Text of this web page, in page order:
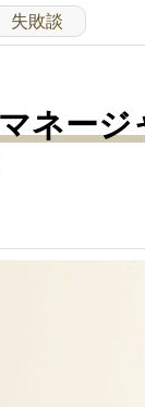
失敗談
ネージ